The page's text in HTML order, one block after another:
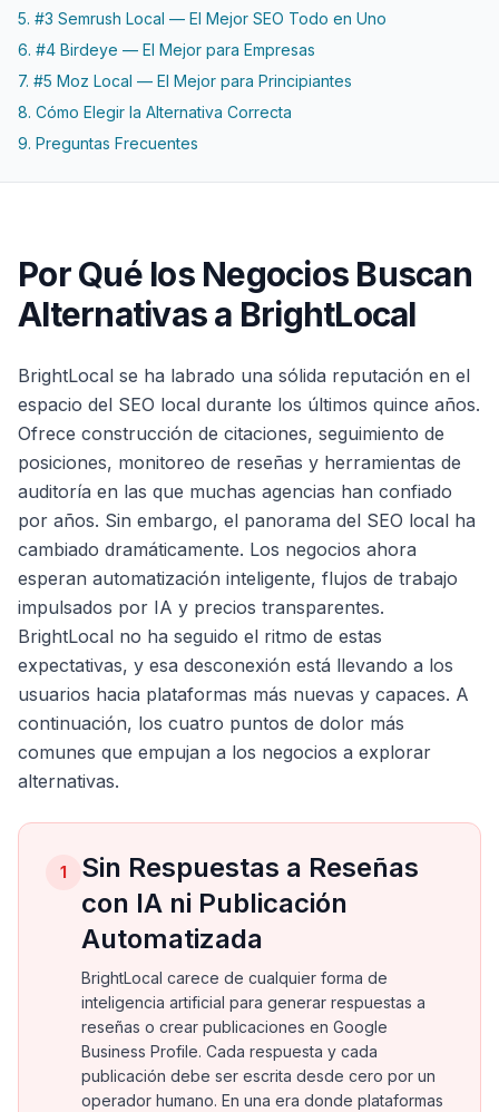
5. #3 Semrush Local — El Mejor SEO Todo en Uno
6. #4 Birdeye — El Mejor para Empresas
7. #5 Moz Local — El Mejor para Principiantes
8. Cómo Elegir la Alternativa Correcta
9. Preguntas Frecuentes
Por Qué los Negocios Buscan
Alternativas a BrightLocal
BrightLocal se ha labrado una sólida reputación en el
espacio del SEO local durante los últimos quince años.
Ofrece construcción de citaciones, seguimiento de
posiciones, monitoreo de reseñas y herramientas de
auditoría en las que muchas agencias han confiado
por años. Sin embargo, el panorama del SEO local ha
cambiado dramáticamente. Los negocios ahora
esperan automatización inteligente, flujos de trabajo
impulsados por IA y precios transparentes.
BrightLocal no ha seguido el ritmo de estas
expectativas, y esa desconexión está llevando a los
usuarios hacia plataformas más nuevas y capaces. A
continuación, los cuatro puntos de dolor más
comunes que empujan a los negocios a explorar
alternativas.
1
Sin Respuestas a Reseñas
con IA ni Publicación
Automatizada
BrightLocal carece de cualquier forma de
inteligencia artificial para generar respuestas a
reseñas o crear publicaciones en Google
Business Profile. Cada respuesta y cada
publicación debe ser escrita desde cero por un
operador humano. En una era donde plataformas